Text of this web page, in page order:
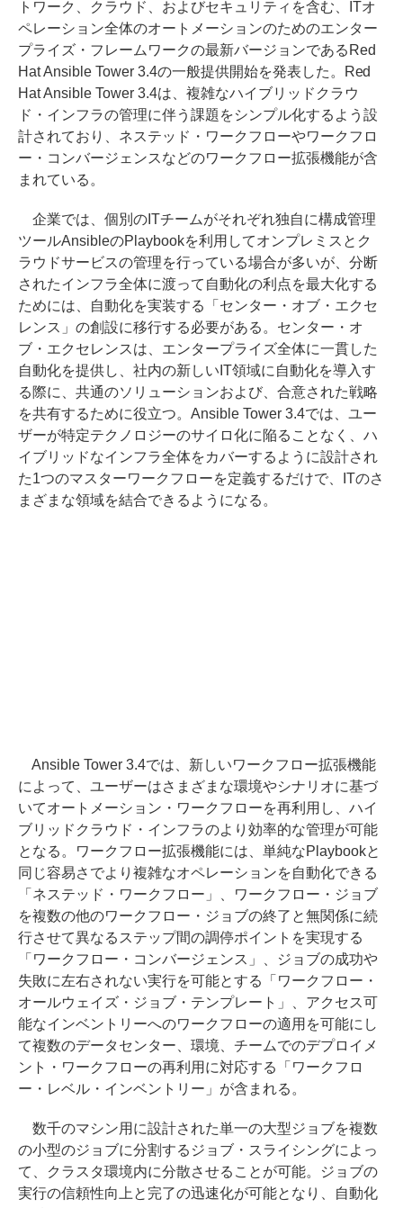
トワーク、クラウド、およびセキュリティを含む、ITオ
ペレーション全体のオートメーションのためのエンター
プライズ・フレームワークの最新バージョンであるRed
Hat Ansible Tower 3.4の一般提供開始を発表した。Red
Hat Ansible Tower 3.4は、複雑なハイブリッドクラウ
ド・インフラの管理に伴う課題をシンプル化するよう設
計されており、ネステッド・ワークフローやワークフロ
ー・コンバージェンスなどのワークフロー拡張機能が含
まれている。
企業では、個別のITチームがそれぞれ独自に構成管理
ツールAnsibleのPlaybookを利用してオンプレミスとク
ラウドサービスの管理を行っている場合が多いが、分断
されたインフラ全体に渡って自動化の利点を最大化する
ためには、自動化を実装する「センター・オブ・エクセ
レンス」の創設に移行する必要がある。センター・オ
ブ・エクセレンスは、エンタープライズ全体に一貫した
自動化を提供し、社内の新しいIT領域に自動化を導入す
る際に、共通のソリューションおよび、合意された戦略
を共有するために役立つ。Ansible Tower 3.4では、ユー
ザーが特定テクノロジーのサイロ化に陥ることなく、ハ
イブリッドなインフラ全体をカバーするように設計され
た1つのマスターワークフローを定義するだけで、ITのさ
まざまな領域を結合できるようになる。
Ansible Tower 3.4では、新しいワークフロー拡張機能
によって、ユーザーはさまざまな環境やシナリオに基づ
いてオートメーション・ワークフローを再利用し、ハイ
ブリッドクラウド・インフラのより効率的な管理が可能
となる。ワークフロー拡張機能には、単純なPlaybookと
同じ容易さでより複雑なオペレーションを自動化できる
「ネステッド・ワークフロー」、ワークフロー・ジョブ
を複数の他のワークフロー・ジョブの終了と無関係に続
行させて異なるステップ間の調停ポイントを実現する
「ワークフロー・コンバージェンス」、ジョブの成功や
失敗に左右されない実行を可能とする「ワークフロー・
オールウェイズ・ジョブ・テンプレート」、アクセス可
能なインベントリーへのワークフローの適用を可能にし
て複数のデータセンター、環境、チームでのデプロイメ
ント・ワークフローの再利用に対応する「ワークフロ
ー・レベル・インベントリー」が含まれる。
数千のマシン用に設計された単一の大型ジョブを複数
の小型のジョブに分割するジョブ・スライシングによっ
て、クラスタ環境内に分散させることが可能。ジョブの
実行の信頼性向上と完了の迅速化が可能となり、自動化